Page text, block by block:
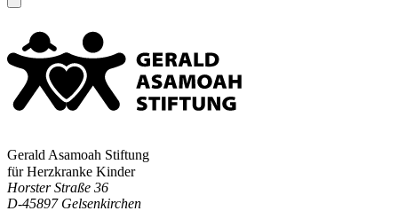
Gerald Asamoah Stiftung
für Herzkranke Kinder
Horster Straße 36
D-45897 Gelsenkirchen